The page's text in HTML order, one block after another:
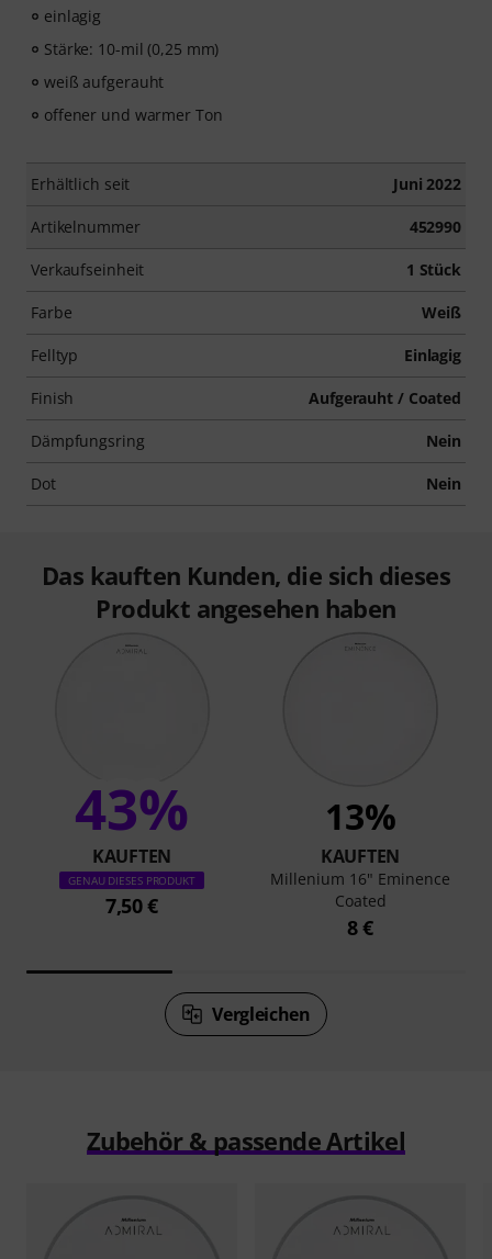
einlagig
Stärke: 10-mil (0,25 mm)
weiß aufgerauht
offener und warmer Ton
Erhältlich seit Juni 2022
Artikelnummer 452990
Verkaufseinheit 1 Stück
Farbe Weiß
Felltyp Einlagig
Finish Aufgerauht / Coated
Dämpfungsring Nein
Dot Nein
Das kauften Kunden, die sich dieses
Produkt angesehen haben
43%
KAUFTEN
GENAU DIESES PRODUKT
7,50 €
13%
KAUFTEN
Millenium 16" Eminence
Coated
8 €
Vergleichen
Zubehör & passende Artikel